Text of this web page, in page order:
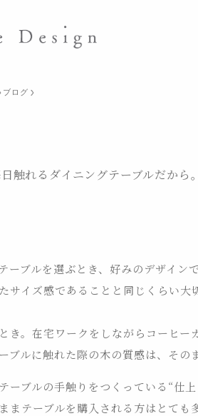
ブログ
触れるダイニングテーブルだか
ーブルを選ぶとき、好みのデザイン
サイズ感であることと同じくらい大
き。在宅ワークをしながらコーヒー
ブルに触れた際の木の質感は、そ
ーブルの手触りをつくっている“仕
まテーブルを購入される方はとても